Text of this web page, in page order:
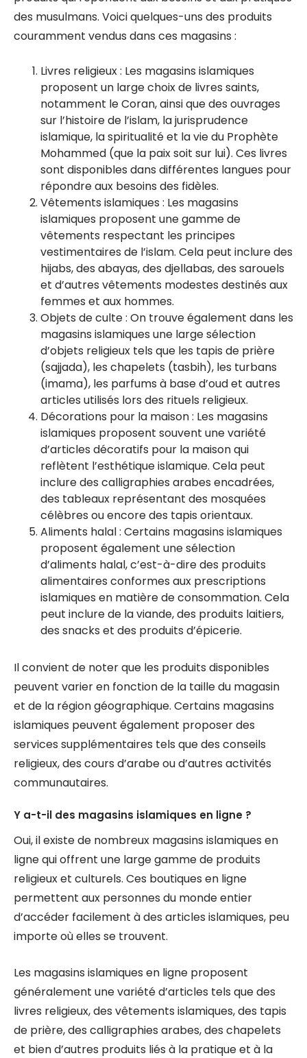
des musulmans. Voici quelques-uns des produits
couramment vendus dans ces magasins :
Livres religieux : Les magasins islamiques
proposent un large choix de livres saints,
notamment le Coran, ainsi que des ouvrages
sur l’histoire de l’islam, la jurisprudence
islamique, la spiritualité et la vie du Prophète
Mohammed (que la paix soit sur lui). Ces livres
sont disponibles dans différentes langues pour
répondre aux besoins des fidèles.
Vêtements islamiques : Les magasins
islamiques proposent une gamme de
vêtements respectant les principes
vestimentaires de l’islam. Cela peut inclure des
hijabs, des abayas, des djellabas, des sarouels
et d’autres vêtements modestes destinés aux
femmes et aux hommes.
Objets de culte : On trouve également dans les
magasins islamiques une large sélection
d’objets religieux tels que les tapis de prière
(sajjada), les chapelets (tasbih), les turbans
(imama), les parfums à base d’oud et autres
articles utilisés lors des rituels religieux.
Décorations pour la maison : Les magasins
islamiques proposent souvent une variété
d’articles décoratifs pour la maison qui
reflètent l’esthétique islamique. Cela peut
inclure des calligraphies arabes encadrées,
des tableaux représentant des mosquées
célèbres ou encore des tapis orientaux.
Aliments halal : Certains magasins islamiques
proposent également une sélection
d’aliments halal, c’est-à-dire des produits
alimentaires conformes aux prescriptions
islamiques en matière de consommation. Cela
peut inclure de la viande, des produits laitiers,
des snacks et des produits d’épicerie.
Il convient de noter que les produits disponibles
peuvent varier en fonction de la taille du magasin
et de la région géographique. Certains magasins
islamiques peuvent également proposer des
services supplémentaires tels que des conseils
religieux, des cours d’arabe ou d’autres activités
communautaires.
Y a-t-il des magasins islamiques en ligne ?
Oui, il existe de nombreux magasins islamiques en
ligne qui offrent une large gamme de produits
religieux et culturels. Ces boutiques en ligne
permettent aux personnes du monde entier
d’accéder facilement à des articles islamiques, peu
importe où elles se trouvent.
Les magasins islamiques en ligne proposent
généralement une variété d’articles tels que des
livres religieux, des vêtements islamiques, des tapis
de prière, des calligraphies arabes, des chapelets
et bien d’autres produits liés à la pratique et à la